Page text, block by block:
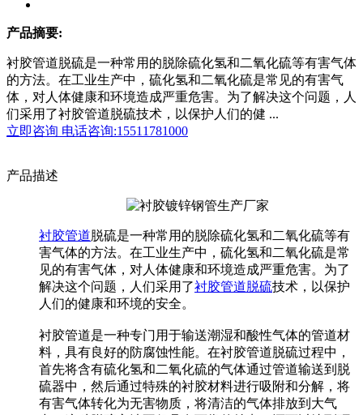
产品摘要:
衬胶管道脱硫是一种常用的脱除硫化氢和二氧化硫等有害气体
的方法。在工业生产中，硫化氢和二氧化硫是常见的有害气
体，对人体健康和环境造成严重危害。为了解决这个问题，人
们采用了衬胶管道脱硫技术，以保护人们的健 ...
立即咨询 电话咨询:15511781000
产品描述
衬胶管道脱硫是一种常用的脱除硫化氢和二氧化硫等有
害气体的方法。在工业生产中，硫化氢和二氧化硫是常
见的有害气体，对人体健康和环境造成严重危害。为了
解决这个问题，人们采用了衬胶管道脱硫技术，以保护
人们的健康和环境的安全。
衬胶管道是一种专门用于输送潮湿和酸性气体的管道材
料，具有良好的防腐蚀性能。在衬胶管道脱硫过程中，
首先将含有硫化氢和二氧化硫的气体通过管道输送到脱
硫器中，然后通过特殊的衬胶材料进行吸附和分解，将
有害气体转化为无害物质，将清洁的气体排放到大气